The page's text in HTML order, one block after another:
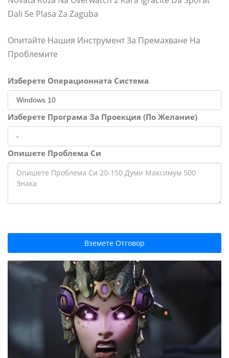
Dali Se Plasa Za Zaguba
Опитайте Нашия Инструмент За Премахване На
Проблемите
Изберете Операционната Система
Изберете Програма За Проекция (По Желание)
Опишете Проблема Си
Вземете Отговор